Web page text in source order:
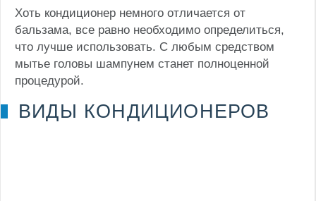
Хоть кондиционер немного отличается от
бальзама, все равно необходимо определиться,
что лучше использовать. С любым средством
мытье головы шампунем станет полноценной
процедурой.
ВИДЫ КОНДИЦИОНЕРОВ